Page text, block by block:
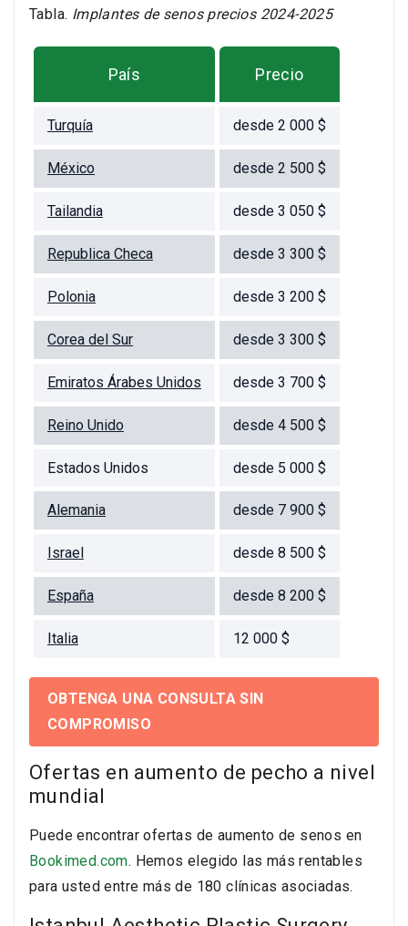
Tabla. Implantes de senos precios 2024-2025
País Precio
Turquía desde 2 000 $
México desde 2 500 $
Tailandia desde 3 050 $
Republica Checa desde 3 300 $
Polonia desde 3 200 $
Corea del Sur desde 3 300 $
Emiratos Árabes Unidos desde 3 700 $
Reino Unido desde 4 500 $
Estados Unidos desde 5 000 $
Alemania desde 7 900 $
Israel desde 8 500 $
España desde 8 200 $
Italia 12 000 $
OBTENGA UNA CONSULTA SIN
COMPROMISO
Ofertas en aumento de pecho a nivel
mundial
Puede encontrar ofertas de aumento de senos en
Bookimed.com. Hemos elegido las más rentables
para usted entre más de 180 clínicas asociadas.